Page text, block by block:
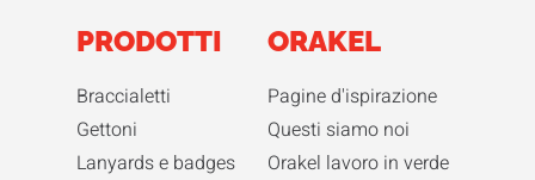
PRODOTTI
Braccialetti
Gettoni
Lanyards e badges
ORAKEL
Pagine d'ispirazione
Questi siamo noi
Orakel lavoro in verde